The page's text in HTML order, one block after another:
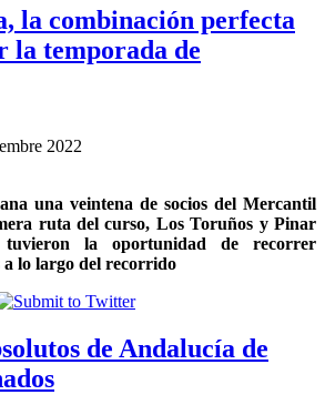
la combinación perfecta
la temporada de
2022
una veintena de socios del Mercantil
ruta del curso, Los Toruños y Pinar
la oportunidad de recorrer
a lo largo del recorrido
de Andalucía de